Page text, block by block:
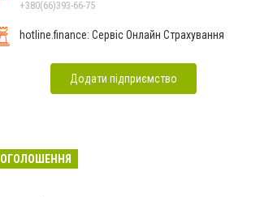
+380(66)393-66-75
hotline.finance: Сервіс Онлайн Страхування
Додати підприємство
ОГОЛОШЕННЯ